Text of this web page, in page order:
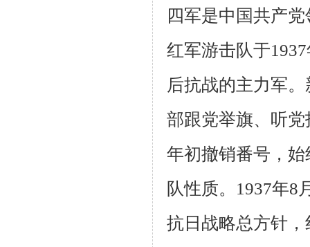
四军是中国共产
红军游击队于1937
后抗战的主力军
部跟党举旗、听
年初撤销番号，
队性质。 1937年8
抗日战略总方针